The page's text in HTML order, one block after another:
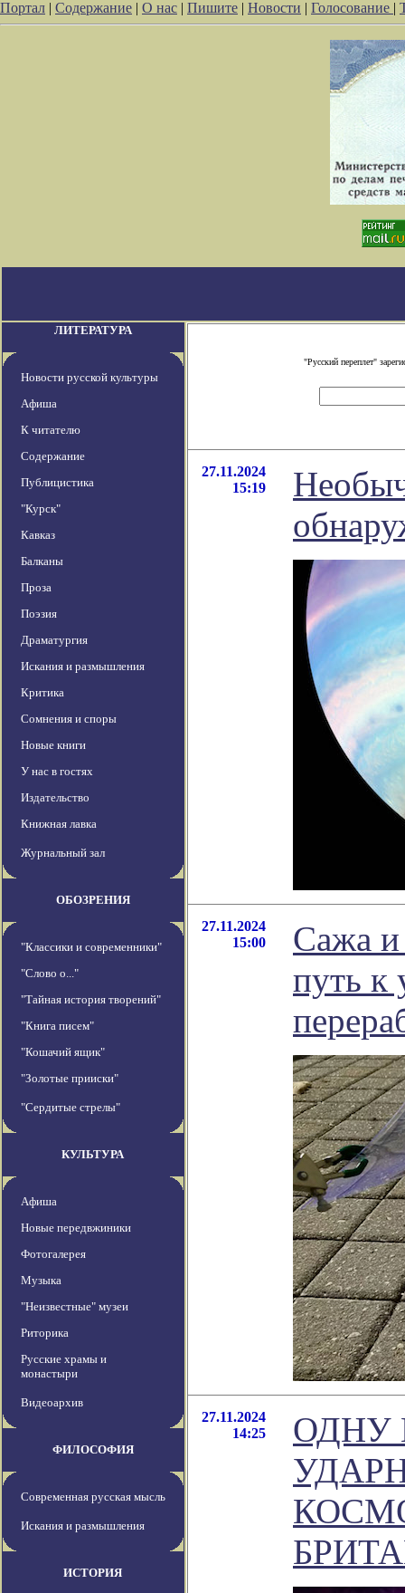
Портал | Содержание | О нас | Пишите | Новости | Голосование |
ЛИТЕРАТУРА
Новости русской культуры
Афиша
К читателю
Содержание
Публицистика
"Курск"
Кавказ
Балканы
Проза
Поэзия
Драматургия
Искания и размышления
Критика
Сомнения и споры
Новые книги
У нас в гостях
Издательство
Книжная лавка
Журнальный зал
ОБОЗРЕНИЯ
"Классики и современники"
"Слово о..."
"Тайная история творений"
"Книга писем"
"Кошачий ящик"
"Золотые прииски"
"Сердитые стрелы"
КУЛЬТУРА
Афиша
Новые передвжиники
Фотогалерея
Музыка
"Неизвестные" музеи
Риторика
Русские храмы и
монастыри
Видеоархив
ФИЛОСОФИЯ
Современная русская мысль
Искания и размышления
ИСТОРИЯ
"Русский переплет"
27.11.2024
15:19
27.11.2024
15:00
Сажа и
путь к
27.11.2024
14:25